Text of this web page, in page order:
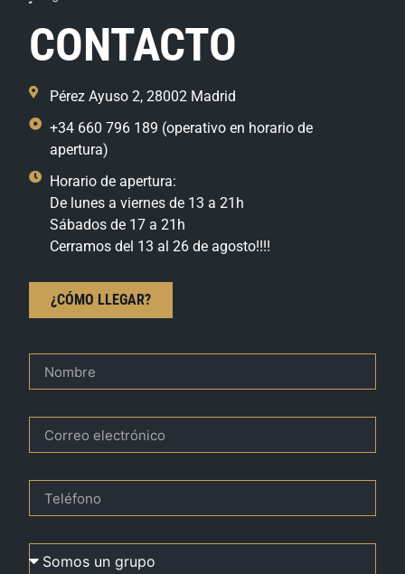
CONTACTO
Pérez Ayuso 2, 28002 Madrid
+34 660 796 189 (operativo en horario de
apertura)
Horario de apertura:
De lunes a viernes de 13 a 21h
Sábados de 17 a 21h
Cerramos del 13 al 26 de agosto!!!!
¿CÓMO LLEGAR?